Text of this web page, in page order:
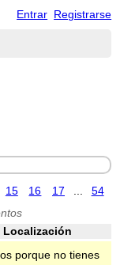
Entrar Registrarse
15 16 17
54
Localización
porque no tienes